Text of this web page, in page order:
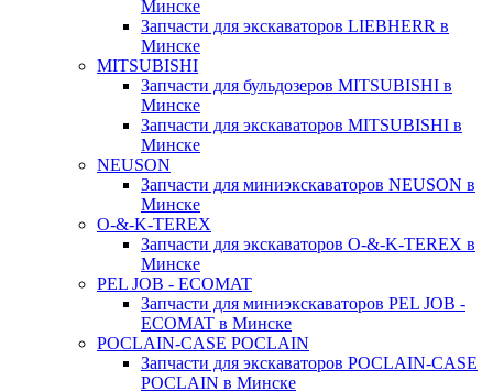
Минске
Запчасти для экскаваторов LIEBHERR в
Минске
MITSUBISHI
Запчасти для бульдозеров MITSUBISHI в
Минске
Запчасти для экскаваторов MITSUBISHI в
Минске
NEUSON
Запчасти для миниэкскаваторов NEUSON в
Минске
O-&-K-TEREX
Запчасти для экскаваторов O-&-K-TEREX в
Минске
PEL JOB - ECOMAT
Запчасти для миниэкскаваторов PEL JOB -
ECOMAT в Минске
POCLAIN-CASE POCLAIN
Запчасти для экскаваторов POCLAIN-CASE
POCLAIN в Минске